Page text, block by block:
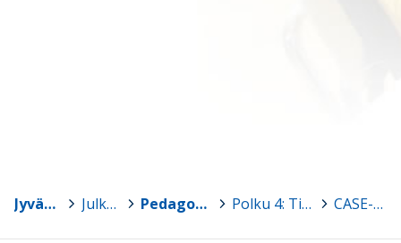
Jyväskylän yliopisto > Julkaisut > Pedagogiset kokeilut jakoon! > Polku 4: Tiimityöllä tuloksia?, Malin V. > CASE-kuvaus